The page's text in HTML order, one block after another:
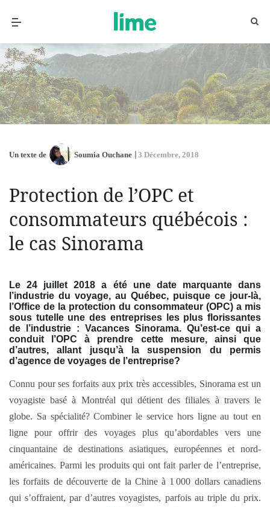
Un texte de Soumia Ouchane 3 Décembre, 2018
Protection de l’OPC et
consommateurs québécois :
le cas Sinorama
Le 24 juillet 2018 a été une date marquante dans
l’industrie du voyage, au Québec, puisque ce jour-là,
l’Office de la protection du consommateur (OPC) a mis
sous tutelle une des entreprises les plus florissantes
de l’industrie : Vacances Sinorama. Qu’est-ce qui a
conduit l’OPC à prendre cette mesure, ainsi que
d’autres, allant jusqu’à la suspension du permis
d’agence de voyages de l’entreprise?
Connu pour ses forfaits aux prix très accessibles, Sinorama est un
voyagiste basé à Montréal qui détient des filiales à travers le
globe. Sa spécialité? Combiner le service hors ligne au tout en
ligne pour offrir des voyages plus qu’abordables vers une
cinquantaine de destinations asiatiques, européennes et nord-
américaines. Parmi les produits qui ont fait parler de l’entreprise,
les forfaits de découverte de la Chine à 1 000 dollars canadiens
qui s’offraient, par d’autres voyagistes, parfois au triple du prix.